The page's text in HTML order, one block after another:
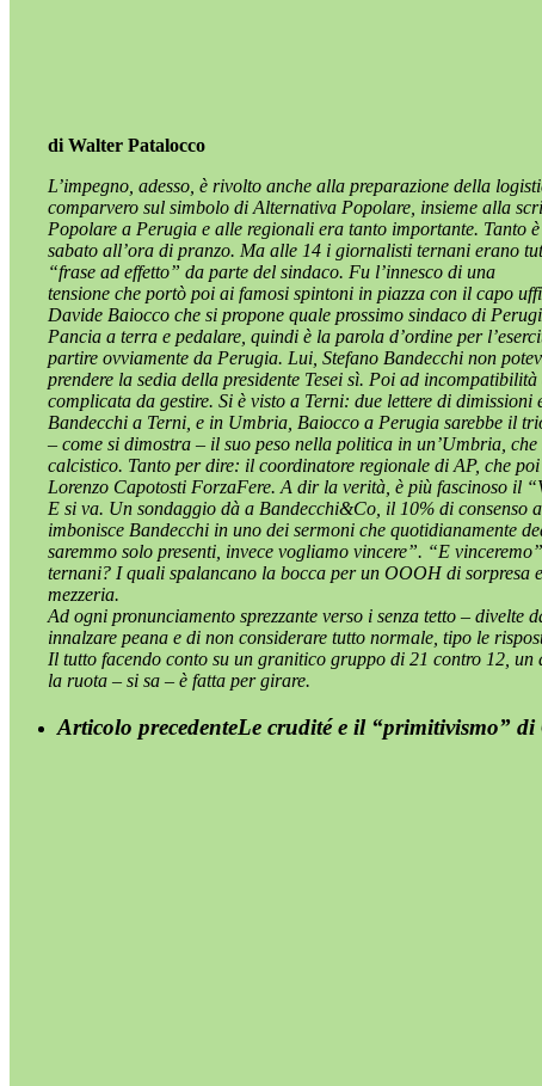
di Walter Patalocco
L’impegno, adesso, è rivolto anche alla preparazione della
comparvero sul simbolo di Alternativa Popolare, insieme alla
Popolare a Perugia e alle regionali era tanto importante. Tanto
sabato all’ora di pranzo. Ma alle 14 i giornalisti ternani erano
“frase ad effetto” da parte del sindaco. Fu l’innesco di una
tensione che portò poi ai famosi spintoni in piazza con il capo
Davide Baiocco che si propone quale prossimo sindaco di
Pancia a terra e pedalare, quindi è la parola d’ordine per
partire ovviamente da Perugia. Lui, Stefano Bandecchi non
prendere la sedia della presidente Tesei sì. Poi ad
complicata da gestire. Si è visto a Terni: due lettere di
Bandecchi a Terni, e in Umbria, Baiocco a Perugia sarebbe il
– come si dimostra – il suo peso nella politica in un’Umbria,
calcistico. Tanto per dire: il coordinatore regionale di AP, che
Lorenzo Capotosti ForzaFere. A dir la verità, è più fascinoso il
E si va. Un sondaggio dà a Bandecchi&Co, il 10% di
imbonisce Bandecchi in uno dei sermoni che quotidianamente
saremmo solo presenti, invece vogliamo vincere”. “E
ternani? I quali spalancano la bocca per un OOOH di sorpresa
mezzeria.
Ad ogni pronunciamento sprezzante verso i senza tetto –
innalzare peana e di non considerare tutto normale, tipo le
Il tutto facendo conto su un granitico gruppo di 21 contro 12,
la ruota – si sa – è fatta per girare.
Articolo precedenteLe crudité e il “primitivismo”